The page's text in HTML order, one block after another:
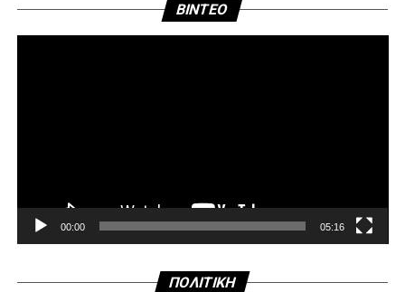
BINTEO
00:00 05:16
ΠΟΛΙΤΙΚΗ